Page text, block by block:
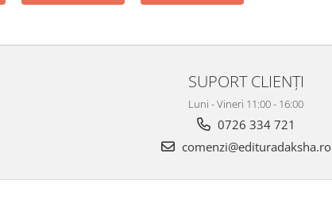
SUPORT CLIENȚI
Luni - Vineri 11:00 - 16:00
0726 334 721
comenzi@edituradaksha.ro